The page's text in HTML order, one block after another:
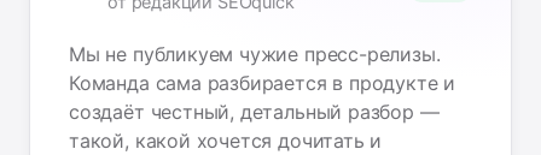
Мы не публикуем чужие пресс-релизы.
Команда сама разбирается в продукте и
создаёт честный, детальный разбор —
такой, какой хочется дочитать и